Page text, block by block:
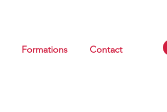
Formations Contact